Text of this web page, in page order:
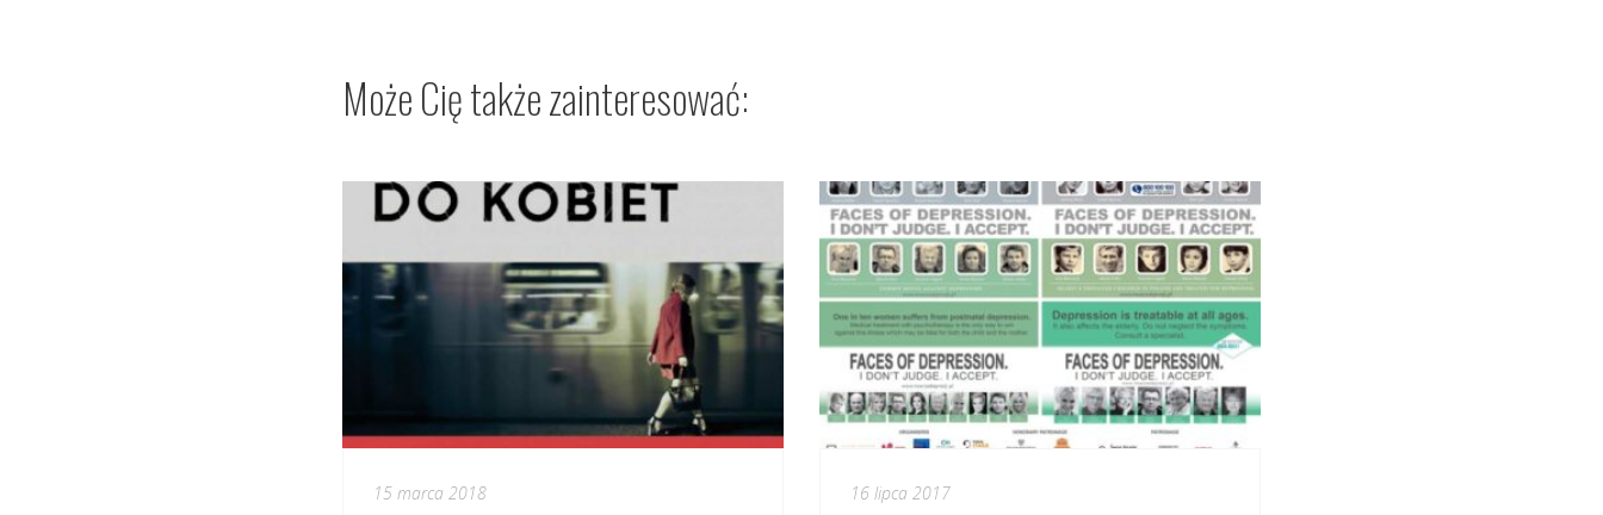
Może Cię także zainteresować:
15 marca 2018 16 lipca 2017